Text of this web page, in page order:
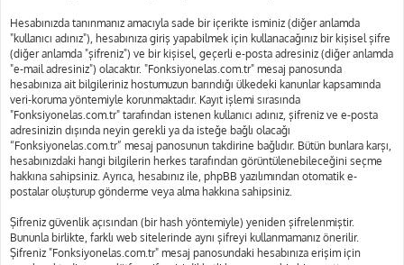
Hesabınızda tanınmanız amacıyla sade bir içerikte isminiz (diğer anlamda
"kullanıcı adınız"), hesabınıza giriş yapabilmek için kullanacağınız bir kişisel şifre
(diğer anlamda "şifreniz") ve bir kişisel, geçerli e-posta adresiniz (diğer anlamda
"e-mail adresiniz") olacaktır. "Fonksiyonelas.com.tr" mesaj panosunda
hesabınıza ait bilgileriniz hostumuzun barındığı ülkedeki kanunlar kapsamında
veri-koruma yöntemiyle korunmaktadır. Kayıt işlemi sırasında
"Fonksiyonelas.com.tr" tarafından istenen kullanıcı adınız, şifreniz ve e-posta
adresinizin dışında neyin gerekli ya da isteğe bağlı olacağı
“Fonksiyonelas.com.tr” mesaj panosunun takdirine bağlıdır. Bütün bunlara karşı,
hesabınızdaki hangi bilgilerin herkes tarafından görüntülenebileceğini seçme
hakkına sahipsiniz. Ayrıca, hesabınız ile, phpBB yazılımından otomatik e-
postalar oluşturup gönderme veya alma hakkına sahipsiniz.
Şifreniz güvenlik açısından (bir hash yöntemiyle) yeniden şifrelenmiştir.
Bununla birlikte, farklı web sitelerinde aynı şifreyi kullanmamanız önerilir.
Şifreniz "Fonksiyonelas.com.tr" mesaj panosundaki hesabınıza erişim için